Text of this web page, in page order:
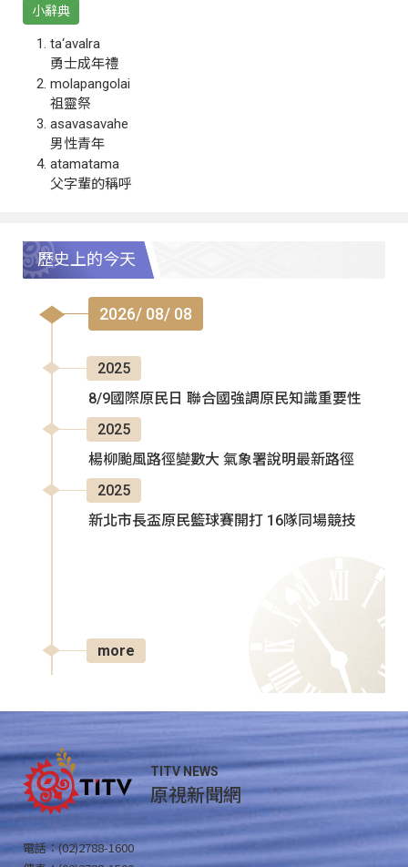
小辭典
ta‘avalra
勇士成年禮
molapangolai
祖靈祭
asavasavahe
男性青年
atamatama
父字輩的稱呼
歷史上的今天
2026/ 08/ 08
2025
8/9國際原民日 聯合國強調原民知識重要性
2025
楊柳颱風路徑變數大 氣象署說明最新路徑
2025
新北市長盃原民籃球賽開打 16隊同場競技
more
TITV NEWS
原視新聞網
電話：(02)2788-1600